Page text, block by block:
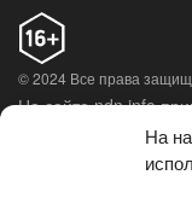
На
© 2024 Все права
На сайте ndn.info
(информационные
на основе сбора,